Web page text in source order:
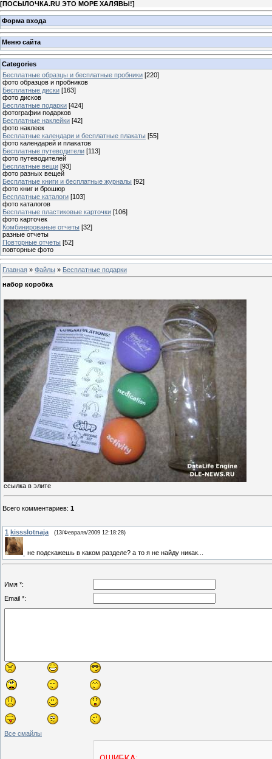
[ПОСЫЛОЧКА.RU ЭТО МОРЕ ХАЛЯВЫ!]
Форма входа
Меню сайта
Categories
Бесплатные образцы и бесплатные пробники [220]
фото образцов и пробников
Бесплатные диски [163]
фото дисков
Бесплатные подарки [424]
фотографии подарков
Бесплатные наклейки [42]
фото наклеек
Бесплатные календари и бесплатные плакаты [55]
фото календарей и плакатов
Бесплатные путеводители [113]
фото путеводителей
Бесплатные вещи [93]
фото разных вещей
Бесплатные книги и бесплатные журналы [92]
фото книг и брошюр
Бесплатные каталоги [103]
фото каталогов
Бесплатные пластиковые карточки [106]
фото карточек
Комбинированые отчеты [32]
разные отчеты
Повторные отчеты [52]
повторные фото
Главная » Файлы » Бесплатные подарки
набор коробка
ссылка в элите
Всего комментариев: 1
1 kissslotnaja (13/Февраля/2009 12:18:28)
не подскажешь в каком разделе? а то я не найду никак...
Имя *:
Email *:
Все смайлы